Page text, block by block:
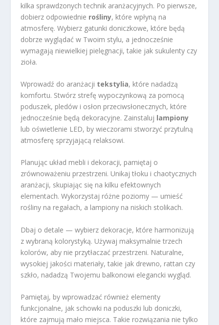
kilka sprawdzonych technik aranżacyjnych. Po pierwsze,
dobierz odpowiednie rośliny, które wpłyną na
atmosferę. Wybierz gatunki doniczkowe, które będą
dobrze wyglądać w Twoim stylu, a jednocześnie
wymagają niewielkiej pielęgnacji, takie jak sukulenty czy
zioła.
Wprowadź do aranżacji tekstylia, które nadadzą
komfortu. Stwórz strefę wypoczynkową za pomocą
poduszek, pledów i osłon przeciwsłonecznych, które
jednocześnie będą dekoracyjne. Zainstaluj lampiony
lub oświetlenie LED, by wieczorami stworzyć przytulną
atmosferę sprzyjającą relaksowi.
Planując układ mebli i dekoracji, pamiętaj o
zrównoważeniu przestrzeni. Unikaj tłoku i chaotycznych
aranżacji, skupiając się na kilku efektownych
elementach. Wykorzystaj różne poziomy — umieść
rośliny na regałach, a lampiony na niskich stolikach.
Dbaj o detale — wybierz dekoracje, które harmonizują
z wybraną kolorystyką. Używaj maksymalnie trzech
kolorów, aby nie przytłaczać przestrzeni. Naturalne,
wysokiej jakości materiały, takie jak drewno, rattan czy
szkło, nadadzą Twojemu balkonowi elegancki wygląd.
Pamiętaj, by wprowadzać również elementy
funkcjonalne, jak schowki na poduszki lub doniczki,
które zajmują mało miejsca. Takie rozwiązania nie tylko